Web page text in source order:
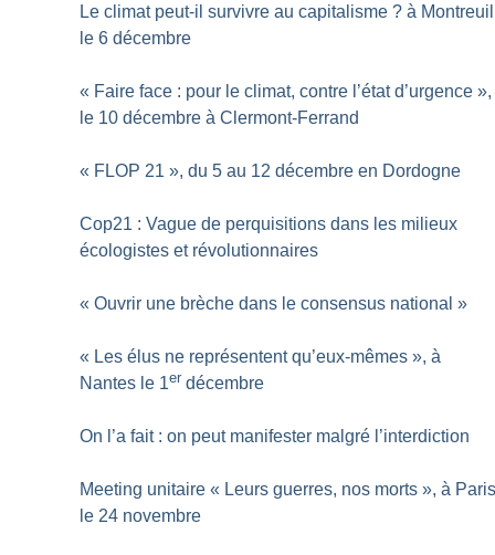
Le climat peut-il survivre au capitalisme ? à
le 6 décembre
« Faire face : pour le climat, contre l’état d’urgence »,
le 10 décembre à Clermont-Ferrand
« FLOP 21 », du 5 au 12 décembre en Dordogne
Cop21 : Vague de perquisitions dans les milieux
écologistes et révolutionnaires
« Ouvrir une brèche dans le consensus national »
« Les élus ne représentent qu’eux-mêmes », à
Nantes le 1er décembre
On l’a fait : on peut manifester malgré l’interdiction
Meeting unitaire « Leurs guerres, nos morts », à
le 24 novembre